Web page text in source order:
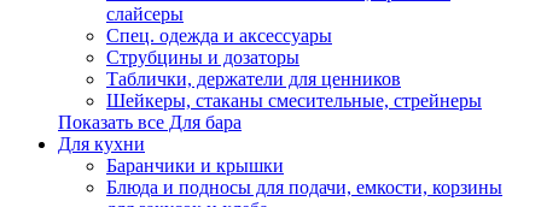
слайсеры
Спец. одежда и аксессуары
Струбцины и дозаторы
Таблички, держатели для ценников
Шейкеры, стаканы смесительные, стрейнеры
Показать все Для бара
Для кухни
Баранчики и крышки
Блюда и подносы для подачи, емкости, корзины